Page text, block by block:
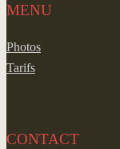
MENU
Photos
Tarifs
CONTACT